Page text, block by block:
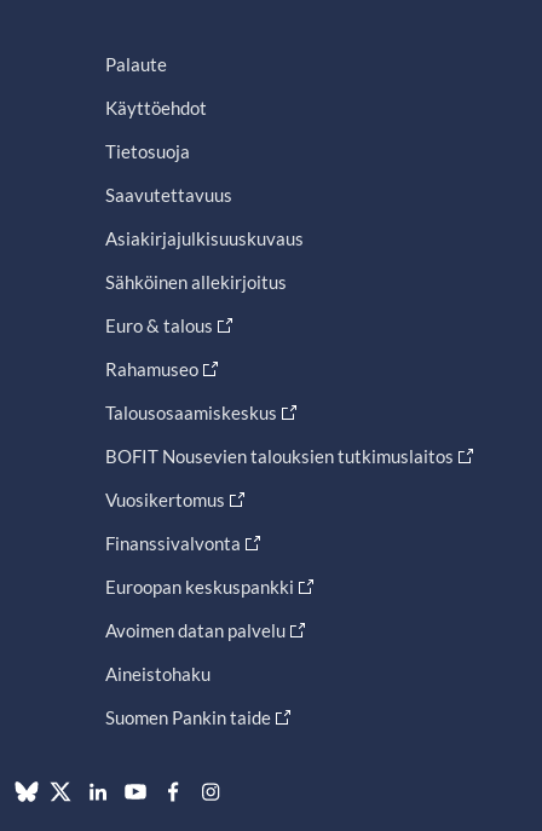
Palaute
Käyttöehdot
Tietosuoja
Saavutettavuus
Asiakirjajulkisuuskuvaus
Sähköinen allekirjoitus
Euro & talous
Rahamuseo
Talousosaamiskeskus
BOFIT Nousevien talouksien tutkimuslaitos
Vuosikertomus
Finanssivalvonta
Euroopan keskuspankki
Avoimen datan palvelu
Aineistohaku
Suomen Pankin taide